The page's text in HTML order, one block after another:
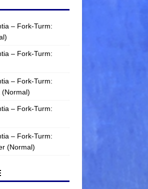
– Fork-Turm:
– Fork-Turm:
– Fork-Turm:
(Normal)
– Fork-Turm:
– Fork-Turm:
(Normal)